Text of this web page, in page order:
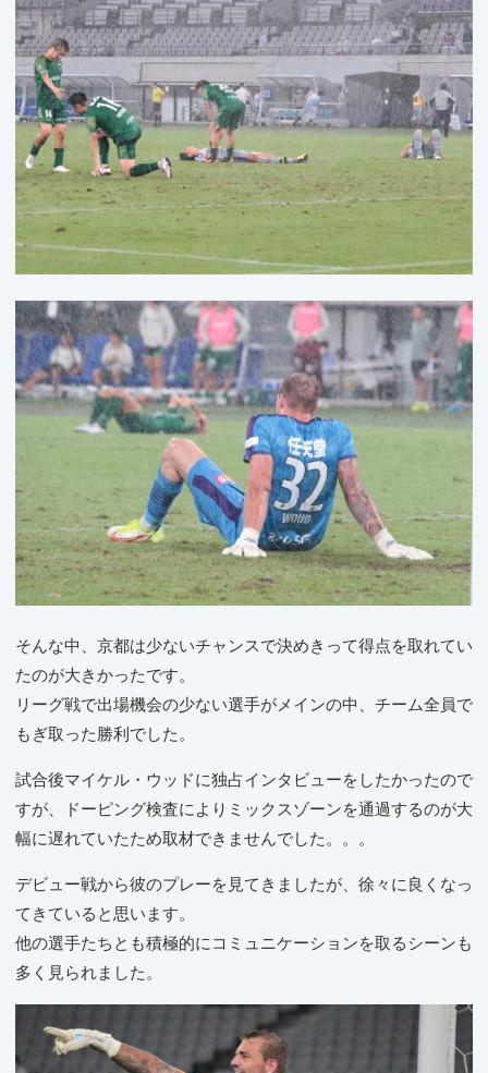
そんな中、京都は少ないチャンスで決めきって得点を取れてい
たのが大きかったです。
リーグ戦で出場機会の少ない選手がメインの中、チーム全員で
もぎ取った勝利でした。
試合後マイケル・ウッドに独占インタビューをしたかったので
すが、ドーピング検査によりミックスゾーンを通過するのが大
幅に遅れていたため取材できませんでした。。。
デビュー戦から彼のプレーを見てきましたが、徐々に良くなっ
てきていると思います。
他の選手たちとも積極的にコミュニケーションを取るシーンも
多く見られました。